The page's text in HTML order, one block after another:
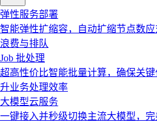
弹性服务部署
智能弹性扩缩容，自动扩缩节点数
浪费与排队
Job 批处理
超高性价比智能批量计算，确保关
升业务处理效率
大模型云服务
一键接入并秒级切换主流大模型，